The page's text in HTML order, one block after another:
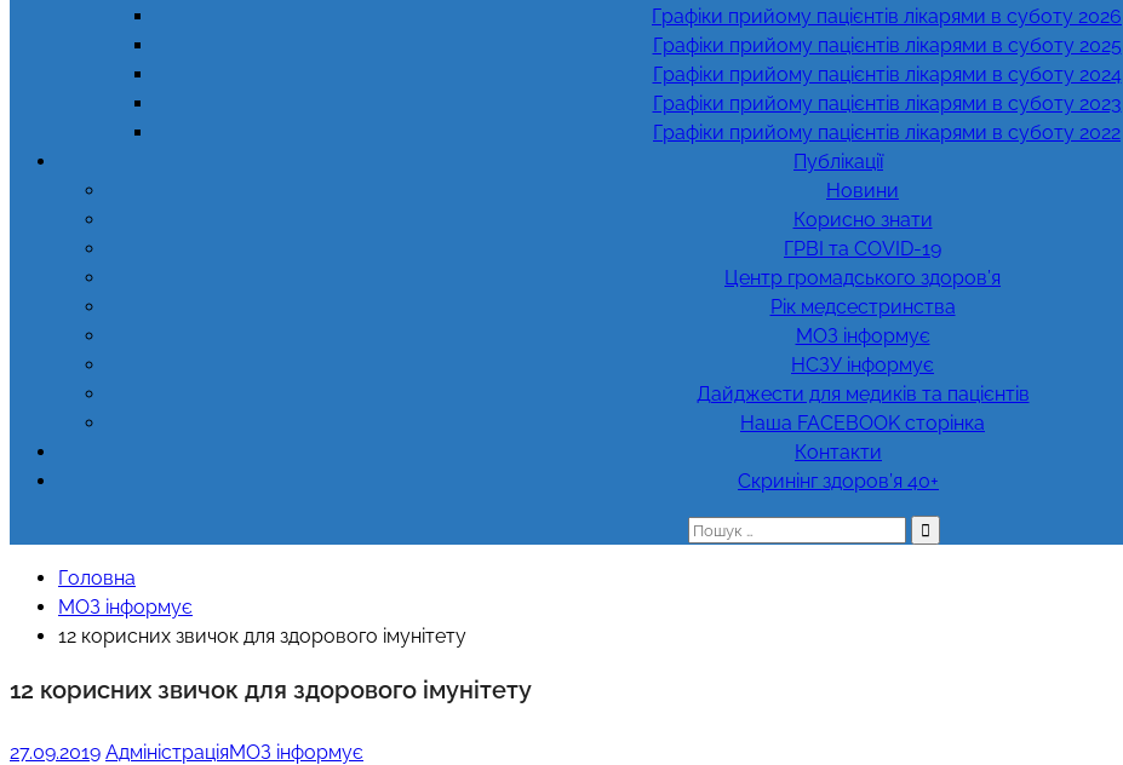
Графіки прийому пацієнтів лікарями в суботу 2026
Графіки прийому пацієнтів лікарями в суботу 2025
Графіки прийому пацієнтів лікарями в суботу 2024
Графіки прийому пацієнтів лікарями в суботу 2023
Графіки прийому пацієнтів лікарями в суботу 2022
Публікації
Новини
Корисно знати
ГРВІ та COVID-19
Центр громадського здоров’я
Рік медсестринства
МОЗ інформує
НСЗУ інформує
Дайджести для медиків та пацієнтів
Наша FACEBOOK сторінка
Контакти
Скринінг здоров’я 40+
Пошук:
Головна
МОЗ інформує
12 корисних звичок для здорового імунітету
12 корисних звичок для здорового імунітету
27.09.2019 АдміністраціяМОЗ інформує